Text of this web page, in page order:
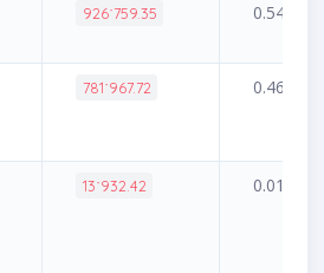
926˙759.35 0.54%
781˙967.72 0.46%
13˙932.42 0.01%